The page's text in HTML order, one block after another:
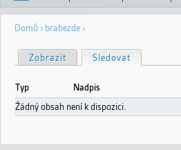
Jste
Domů › brabezde ›
H
l
v
n
í
z
Zobrazit Sledovat
Typ Nadpis
Žádný obsah není k dispozici.